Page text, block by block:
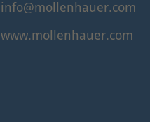
info@mollenhauer.com
www.mollenhauer.com